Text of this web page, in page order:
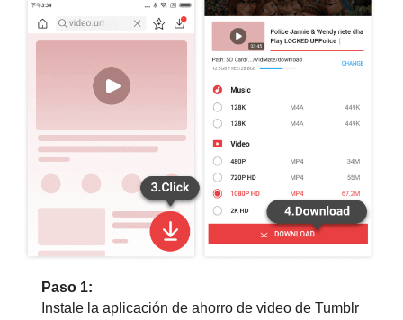
Paso 1:
Instale la aplicación de ahorro de video de Tumblr